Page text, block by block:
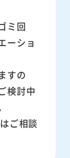
ミ回
ーショ
すの
検討中
ご相談